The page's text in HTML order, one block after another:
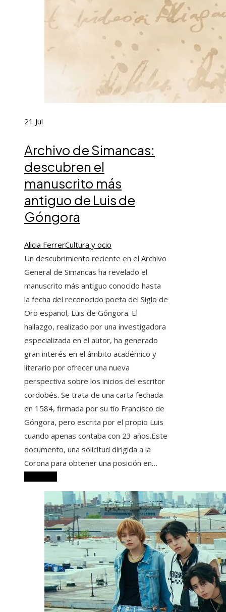
21 Jul
Archivo de Simancas:
descubren el
manuscrito más
antiguo de Luis de
Góngora
Alicia FerrerCultura y ocio
Un descubrimiento reciente en el Archivo
General de Simancas ha revelado el
manuscrito más antiguo conocido hasta
la fecha del reconocido poeta del Siglo de
Oro español, Luis de Góngora. El
hallazgo, realizado por una investigadora
especializada en el autor, ha generado
gran interés en el ámbito académico y
literario por ofrecer una nueva
perspectiva sobre los inicios del escritor
cordobés. Se trata de una carta fechada
en 1584, firmada por su tío Francisco de
Góngora, pero escrita por el propio Luis
cuando apenas contaba con 23 años.Este
documento, una solicitud dirigida a la
Corona para obtener una posición en…